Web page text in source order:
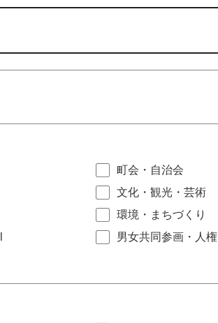
町会・自治会
文化・観光・芸術
環境・まちづくり
男女共同参画・人権